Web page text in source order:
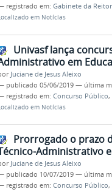
registrado em: Gabinete da
em Notícias
Univasf lança
em
Juciane de Jesus Aleixo
publicado 05/06/2019 — última
registrado em: Concurso Público,
em Notícias
Prorrogado o prazo
Administrativo
Juciane de Jesus Aleixo
publicado 10/07/2019 — última
registrado em: Concurso Público,